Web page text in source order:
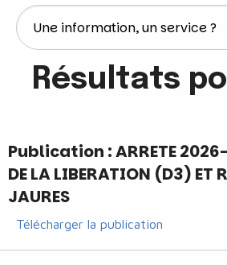
Résultats
Publication : ARRETE
DE LA LIBERATION (D3) ET
JAURES
Télécharger la publication